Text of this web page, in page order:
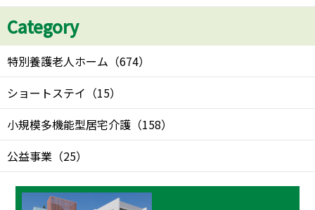
Category
特別養護老人ホーム （674）
ショートステイ （15）
小規模多機能型居宅介護 （158）
公益事業 （25）